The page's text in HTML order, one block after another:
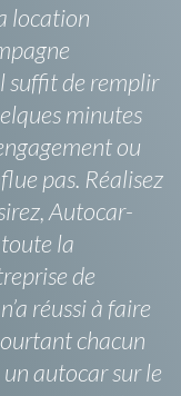
location
suffit de remplir
minutes
ou
pas. Réalisez
Autocar-
la
de
réussi à faire
chacun
autocar sur le